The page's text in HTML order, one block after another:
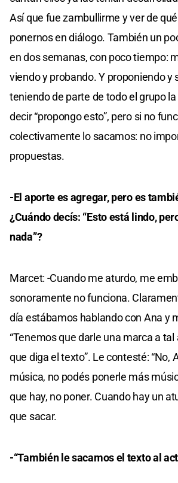
Así que fue zambullirme y ver de
ponernos en diálogo. También un
en dos semanas, con poco tiempo:
viendo y probando. Y proponiendo y
teniendo de parte de todo el grupo
decir “propongo esto”, pero si no
colectivamente lo sacamos: no
propuestas.
-El aporte es agregar, pero es
¿Cuándo decís: “Esto está lindo,
nada”?
Marcet: -Cuando me aturdo, me
sonoramente no funciona.
día estábamos hablando con Ana y
“Tenemos que darle una marca a
que diga el texto”. Le contesté: “No,
música, no podés ponerle más
que hay, no poner. Cuando hay un
que sacar.
-“También le sacamos el texto al